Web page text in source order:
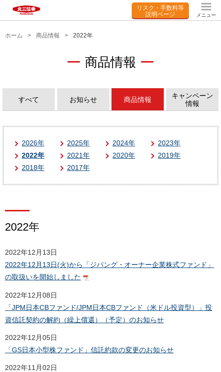
リスク・手数料等
説明ページ メニュー
ホーム 商品情報 2022年
商品情報
すべて お知らせ 商品情報
キャンペーン
情報
2026年 2025年 2024年
2023年
2022年
2021年 2020年
2019年
2018年
2017年
2022年
2022年12月13日
2022年12月13日(火)から「ジパング・オーナー企業株式ファンド」
の取扱いを開始しました
2022年12月08日
「JPM日本CBファンド/JPM日本CBファンド（米ドル投資型）」投
資信託契約の解約（繰上償還）（予定）のお知らせ
2022年12月05日
「GS日本小型株ファンド」信託約款の変更のお知らせ
2022年11月02日